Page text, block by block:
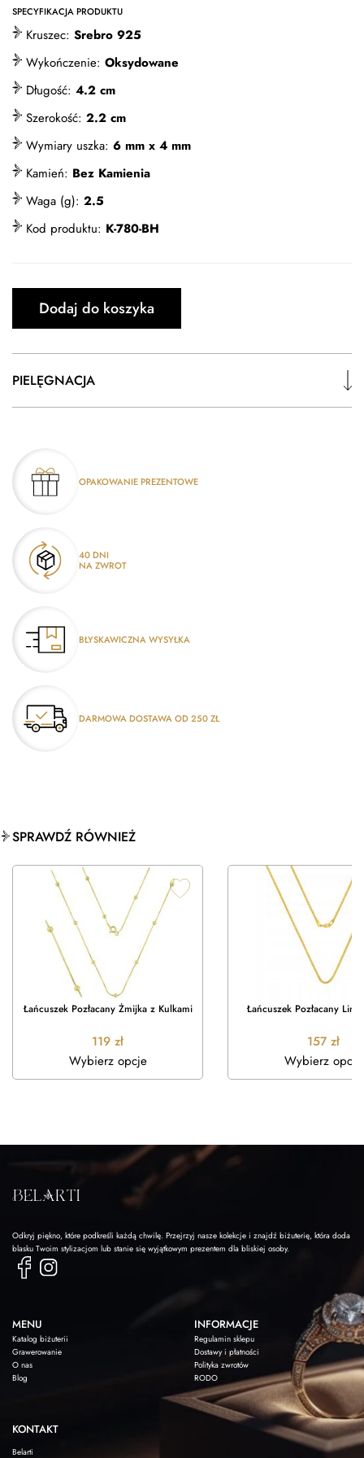
SPECYFIKACJA PRODUKTU
Kruszec: Srebro 925
Wykończenie: Oksydowane
Długość: 4.2 cm
Szerokość: 2.2 cm
Wymiary uszka: 6 mm x 4 mm
Kamień: Bez Kamienia
Waga (g): 2.5
Kod produktu: K-780-BH
Dodaj do koszyka
PIELĘGNACJA
OPAKOWANIE PREZENTOWE
40 DNI
NA ZWROT
BŁYSKAWICZNA WYSYŁKA
DARMOWA DOSTAWA OD 250 ZŁ
SPRAWDŹ RÓWNIEŻ
Łańcuszek Pozłacany Żmijka z Kulkami
119 zł
Wybierz opcje
Łańcuszek Pozłacany
157 zł
Wybierz opcje
Odkryj piękno, które podkreśli każdą chwilę. Przejrzyj nasze kolekcje i znajdź biżuterię, która doda
blasku Twoim stylizacjom lub stanie się wyjątkowym prezentem dla bliskiej osoby.
MENU
Katalog biżuterii
Grawerowanie
O nas
Blog
INFORMACJE
Regulamin sklepu
Dostawy i płatności
Polityka zwrotów
RODO
KONTAKT
Belarti